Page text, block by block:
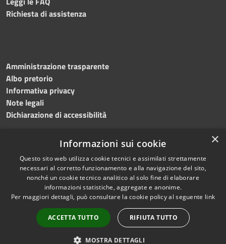
Richiesta di assistenza
Amministrazione trasparente
Albo pretorio
Informativa privacy
Note legali
Dichiarazione di accessibilità
RSS
Accessibilità
Cookie
Mappa del sito
Numeri utili
Copyright © 2024 •
Comune diGrottaminarda
• Powered byMunicipium
•Redazione
×
Informazioni sui cookie
Questo sito web utilizza cookie tecnici e assimilati strettamente
necessari al corretto funzionamento e alla navigazione del sito,
nonché un cookie tecnico analitico al solo fine di elaborare
informazioni statistiche, aggregate e anonime.
Per maggiori dettagli, può consultare la cookie policy al seguente link
ACCETTA TUTTO RIFIUTA TUTTO
MOSTRA DETTAGLI